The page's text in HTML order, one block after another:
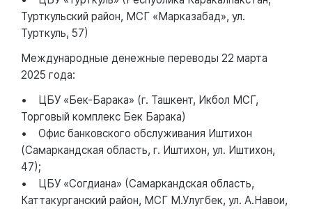
Турткульский район, МСГ «Марказабад», ул.
Турткуль, 57)
Международные денежные переводы 22 марта
2025 года:
• ЦБУ «Бек-Барака» (г. Ташкент, Икбол МСГ,
Торговый комплекс Бек Барака)
• Офис банковского обслуживания Иштихон
(Самаркандская область, г. Иштихон, ул. Иштихон,
47);
• ЦБУ «Согдиана» (Самаркандская область,
Каттакурганский район, МСГ М.Улугбек, ул. А.Навои,